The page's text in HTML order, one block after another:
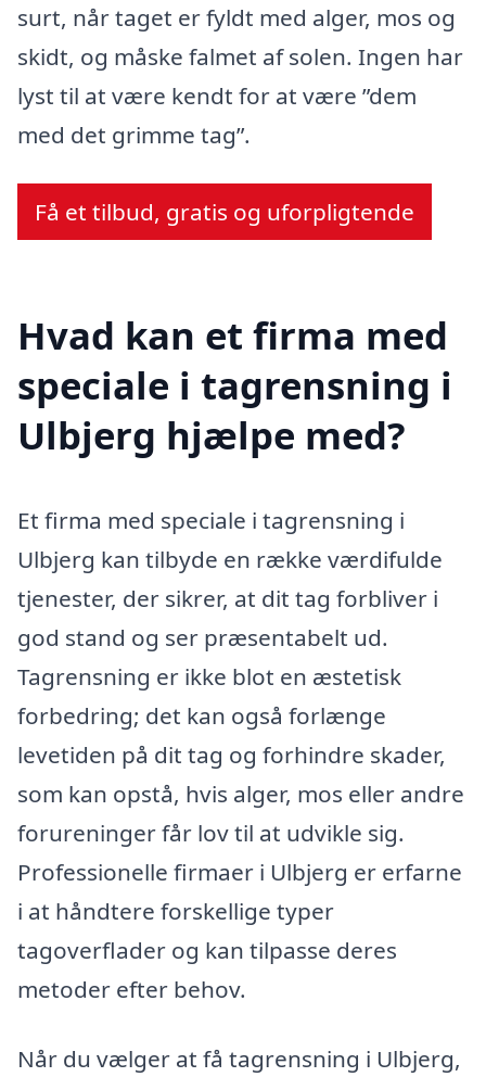
surt, når taget er fyldt med alger, mos og
skidt, og måske falmet af solen. Ingen har
lyst til at være kendt for at være ”dem
med det grimme tag”.
Få et tilbud, gratis og uforpligtende
Hvad kan et firma med
speciale i tagrensning i
Ulbjerg hjælpe med?
Et firma med speciale i tagrensning i
Ulbjerg kan tilbyde en række værdifulde
tjenester, der sikrer, at dit tag forbliver i
god stand og ser præsentabelt ud.
Tagrensning er ikke blot en æstetisk
forbedring; det kan også forlænge
levetiden på dit tag og forhindre skader,
som kan opstå, hvis alger, mos eller andre
forureninger får lov til at udvikle sig.
Professionelle firmaer i Ulbjerg er erfarne
i at håndtere forskellige typer
tagoverflader og kan tilpasse deres
metoder efter behov.
Når du vælger at få tagrensning i Ulbjerg,